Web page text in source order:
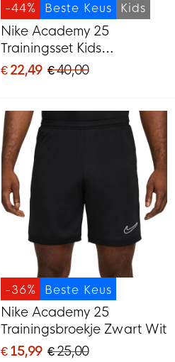
Beste Keus
-44% Kids
Nike Academy 25
Trainingsset Kids
Donkerblauw Blauw Wit
€ 22,49 € 40,00
Beste Keus
-36%
Nike Academy 25
Trainingsbroekje Zwart Wit
€ 15,99 € 25,00